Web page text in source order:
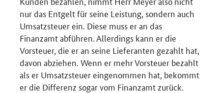
nur das Entgelt für seine Leistung, sondern auch
Umsatzsteuer ein. Diese muss er an das
Finanzamt abführen. Allerdings kann er die
Vorsteuer, die er an seine Lieferanten gezahlt hat,
davon abziehen. Wenn er mehr Vorsteuer bezahlt
als er Umsatzsteuer eingenommen hat, bekommt
er die Differenz sogar vom Finanzamt zurück.